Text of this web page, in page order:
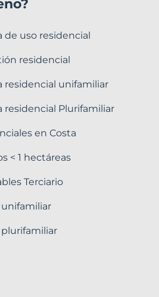
de uso residencial
residencial
residencial unifamiliar
residencial Plurifamiliar
en Costa
< 1 hectáreas
Terciario